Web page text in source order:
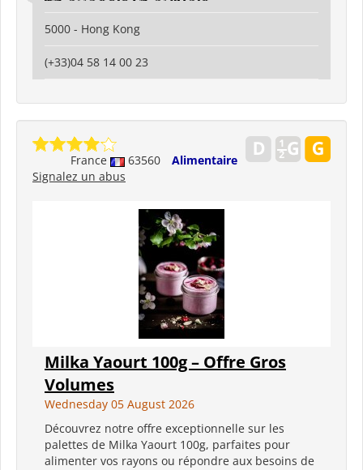
5000 - Hong Kong
(+33)04 58 14 00 23
France 63560
Alimentaire
Signalez un abus
Milka Yaourt 100g – Offre Gros
Volumes
Wednesday 05 August 2026
Découvrez notre offre exceptionnelle sur les
palettes de Milka Yaourt 100g, parfaites pour
alimenter vos rayons ou répondre aux besoins de